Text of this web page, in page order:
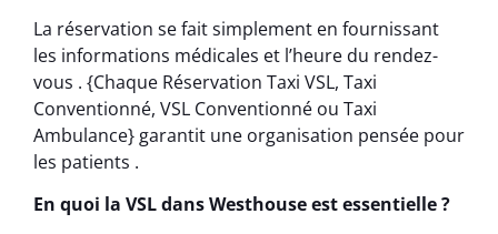
La réservation se fait simplement en fournissant
les informations médicales et l’heure du rendez-
vous . {Chaque Réservation Taxi VSL, Taxi
Conventionné, VSL Conventionné ou Taxi
Ambulance} garantit une organisation pensée pour
les patients .
En quoi la VSL dans Westhouse est essentielle ?